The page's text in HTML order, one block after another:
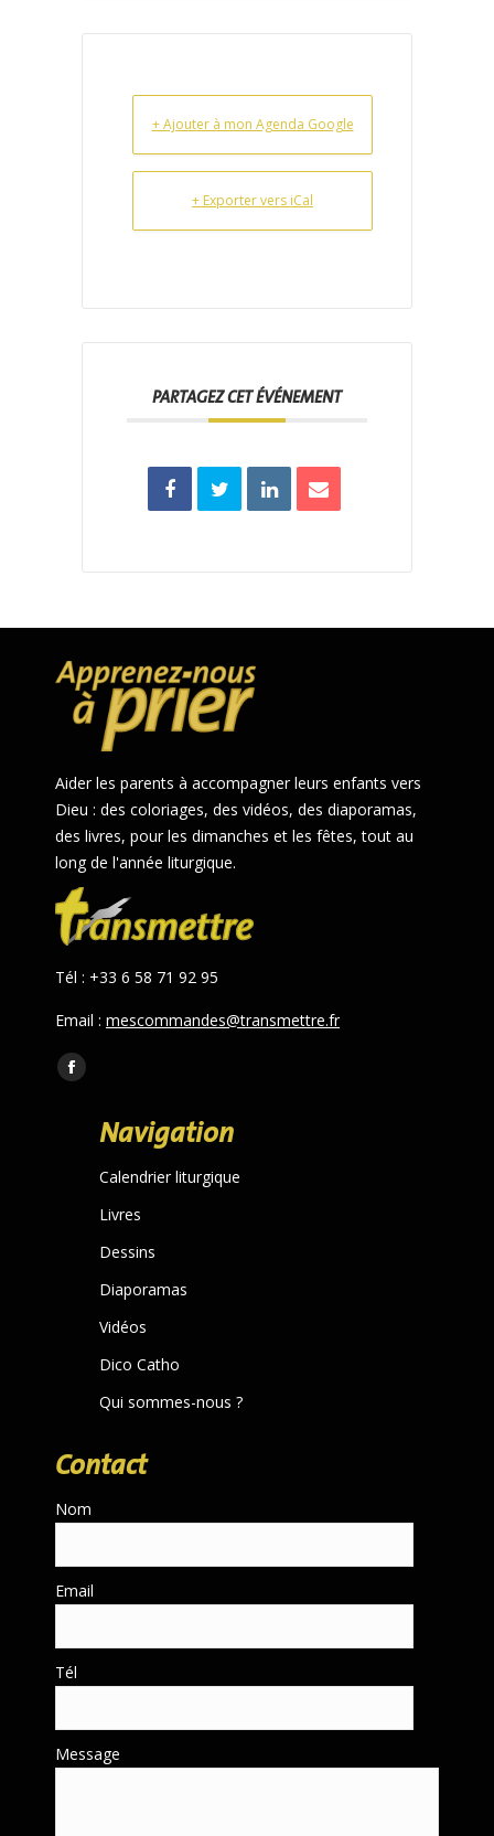
+ Ajouter à mon Agenda Google
+ Exporter vers iCal
PARTAGEZ CET ÉVÉNEMENT
Aider les parents à accompagner leurs enfants vers
Dieu : des coloriages, des vidéos, des diaporamas,
des livres, pour les dimanches et les fêtes, tout au
long de l'année liturgique.
Tél : +33 6 58 71 92 95
Email : mescommandes@transmettre.fr
Trouvez nous sur :
Facebook
opens
window
Navigation
Calendrier liturgique
Livres
Dessins
Diaporamas
Vidéos
Dico Catho
Qui sommes-nous ?
Contact
Nom
Email
Tél
Message